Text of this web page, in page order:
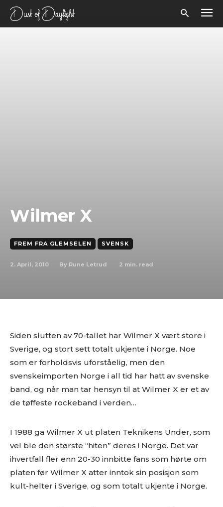
Wilmer X
FREM FRA GLEMSELEN SVENSK
2. April, 2010 By Rune Letrud 2 min. read
Siden slutten av 70-tallet har Wilmer X vært store i
Sverige, og stort sett totalt ukjente i Norge. Noe
som er forholdsvis uforståelig, men den
svenskeimporten Norge i all tid har hatt av svenske
band, og når man tar hensyn til at Wilmer X er et av
de tøffeste rockeband i verden…
I 1988 ga Wilmer X ut platen Teknikens Under, som
vel ble den største “hiten” deres i Norge. Det var
ihvertfall fler enn 20-30 innbitte fans som hørte om
platen før Wilmer X atter inntok sin posisjon som
kult-helter i Sverige, og som totalt ukjente i Norge.